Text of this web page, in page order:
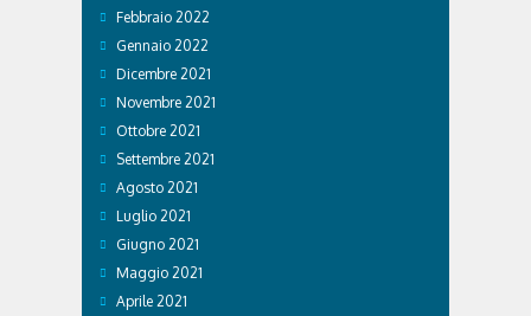
Febbraio 2022
Gennaio 2022
Dicembre 2021
Novembre 2021
Ottobre 2021
Settembre 2021
Agosto 2021
Luglio 2021
Giugno 2021
Maggio 2021
Aprile 2021